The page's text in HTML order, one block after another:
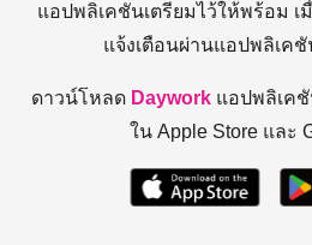
แอปพลิเคชันเตรียมไว้ให้พร้อม เ
แจ้งเตือนผ่านแอปพลิเค
ดาวน์โหลด Daywork แอปพลิเค
ใน Apple Store และ